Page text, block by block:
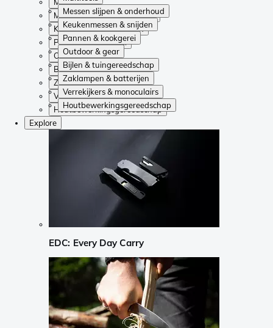
Messen slijpen & onderhoud
Keukenmessen & snijden
Pannen & kookgerei
Outdoor & gear
Bijlen & tuingereedschap
Zaklampen & batterijen
Verrekijkers & monoculairs
Houtbewerkingsgereedschap
Messen slijpen & onderhoud
Keukenmessen & snijden
Pannen & kookgerei
Outdoor & gear
Bijlen & tuingereedschap
Zaklampen & batterijen
Verrekijkers & monoculairs
Houtbewerkingsgereedschap
Explore
EDC: Every Day Carry